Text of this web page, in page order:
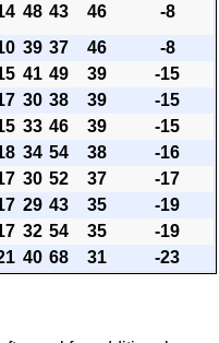
48 43 46
-8
39 37 46
-8
41 49 39
-15
30 38 39
-15
33 46 39
-15
34 54 38
-16
30 52 37
-17
29 43 35
-19
32 54 35
-19
40 68 31 -23